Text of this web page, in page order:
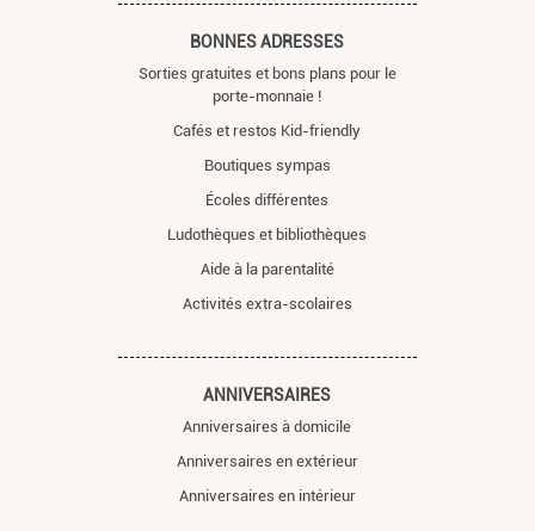
BONNES ADRESSES
Sorties gratuites et bons plans pour le
porte-monnaie !
Cafés et restos Kid-friendly
Boutiques sympas
Écoles différentes
Ludothèques et bibliothèques
Aide à la parentalité
Activités extra-scolaires
ANNIVERSAIRES
Anniversaires à domicile
Anniversaires en extérieur
Anniversaires en intérieur